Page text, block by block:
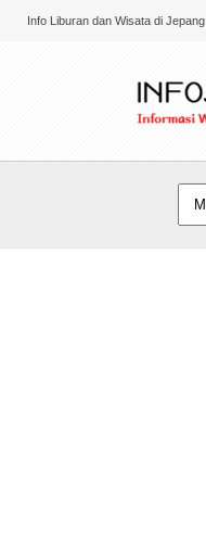
Info Liburan dan Wisata di Jepang